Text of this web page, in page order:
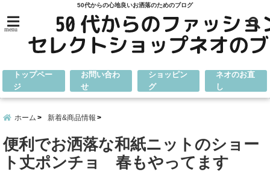
50代からの心地良いお洒落のためのブログ
menu
トップペー
ジ
お問い合わ
せ
ショッピン
グ
ネオのお直
し
ホーム 新着&商品情報
便利でお洒落な和紙ニットのショー
ト丈ポンチョ 春もやってます